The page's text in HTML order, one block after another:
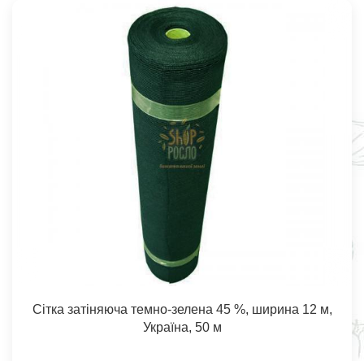
Сітка затіняюча темно-зелена 45 %, ширина 12 м,
Україна, 50 м